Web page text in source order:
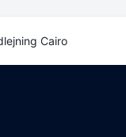
Cairo